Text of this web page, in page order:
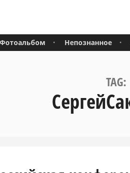
Фотоальбом Непознанное
TAG: